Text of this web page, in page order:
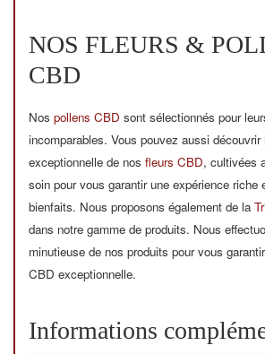
NOS FLEURS &
CBD
Nos pollens CBD sont sélectionnés pour
incomparables. Vous pouvez aussi découvrir
exceptionnelle de nos fleurs CBD, cultivées
soin pour vous garantir une expérience riche
bienfaits. Nous proposons également de la
dans notre gamme de produits. Nous
minutieuse de nos produits pour vous
CBD exceptionnelle.
Informations